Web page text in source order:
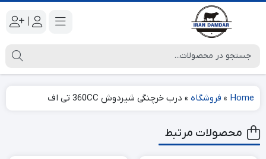
|
Home
» فروشگاه » درب خرچنگی شیردوش 360CC تی اف
محصولات مرتبط